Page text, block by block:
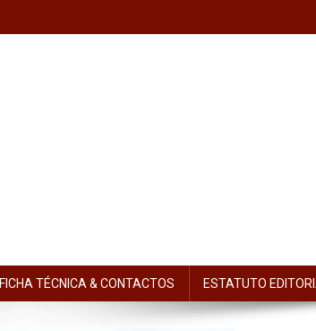
FICHA TÉCNICA & CONTACTOS ESTATUTO